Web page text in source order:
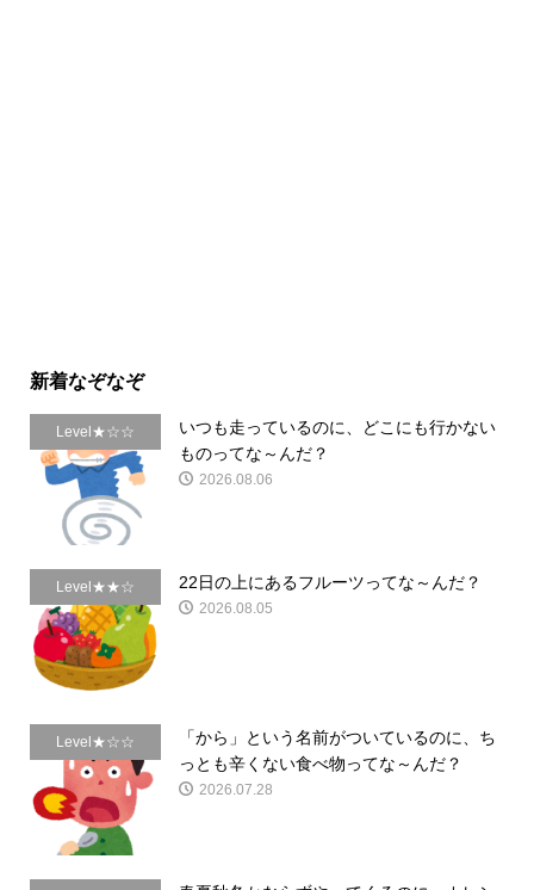
新着なぞなぞ
Level★☆☆
いつも走っているのに、どこにも行かない
ものってな～んだ？
2026.08.06
Level★★☆ 22日の上にあるフルーツってな～んだ？
2026.08.05
Level★☆☆
「から」という名前がついているのに、ち
っとも辛くない食べ物ってな～んだ？
2026.07.28